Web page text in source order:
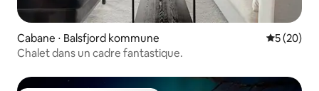
Cabane ⋅ Balsfjord kommune
5 (20)
Chalet dans un cadre fantastique.